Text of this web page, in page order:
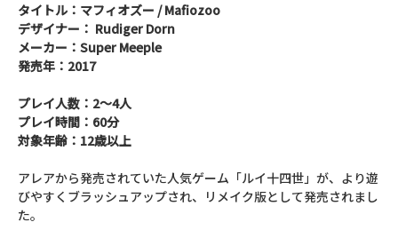
タイトル：マフィオズー / Mafiozoo
デザイナー： Rudiger Dorn
メーカー：Super Meeple
発売年：2017
プレイ人数：2～4人
プレイ時間：60分
対象年齢：12歳以上
アレアから発売されていた人気ゲーム「ルイ十四世」が、より遊
びやすくブラッシュアップされ、リメイク版として発売されまし
た。